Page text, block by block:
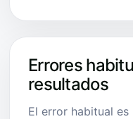
Errores
resultados
El error habitual